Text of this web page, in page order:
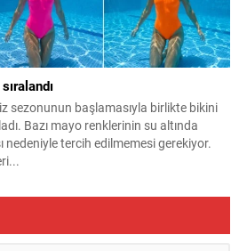
sezonunun başlamasıyla birlikte bikini
Bazı mayo renklerinin su altında
nedeniyle tercih edilmemesi gerekiyor.